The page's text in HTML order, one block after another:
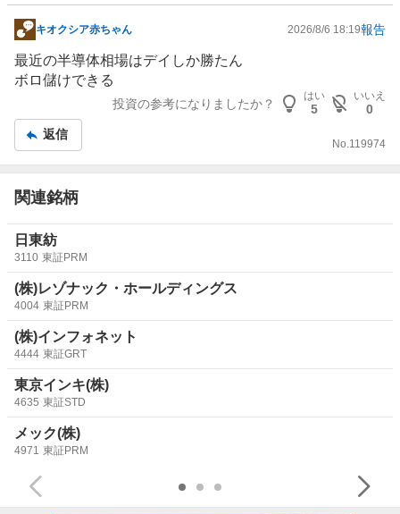
掲
示
板
事
キオクシア赤ちゃん 2026/8/6 18:19報告
最近の半導体相場はデイしか勝たん
ボロ儲けできる
投資の参考になりましたか？
はい
5
いいえ
0
返信
No. 119974
関連銘柄
日東紡
3110 東証PRM
(株)レゾナック・ホールディングス
4004 東証PRM
(株)インフォネット
4444 東証GRT
東京インキ(株)
4635 東証STD
メック(株)
4971 東証PRM